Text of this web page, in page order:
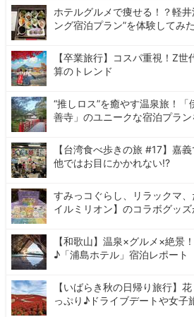
ホテルグルメで痩せる！？軽
ング宿泊プラン”を体験してみ
【卒業旅行】コスパ重視！Z
算のトレンド
“推しロス”を癒やす温泉旅！
善寺」のユニークな宿泊プラ
【台湾食べ歩きの旅 #17】嘉
他ではお目にかかれない!?
すみっコぐらし、リラックマ
イルミリオン】のコラボグッズ
【和歌山】温泉×グルメ×絶景
♪「浦島ホテル」宿泊レポート
【いばらき秋の日帰り旅行】
っぷり♪ドライブデートや女子